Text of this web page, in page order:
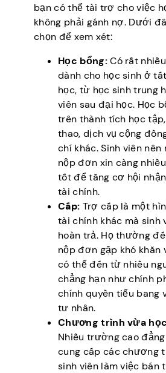
bạn có thể tài trợ cho việc
không phải gánh nợ. Dưới
chọn để xem xét:
Học bổng:Có rất
dành cho học sinh ở
học, từ học sinh trung
viên sau đại học. Học
trên thành tích học
thao, dịch vụ cộng
chí khác. Sinh viên nên
nộp đơn xin càng
tốt để tăng cơ hội
tài chính.
Cấp: Trợ cấp là một
tài chính khác mà sinh
hoàn trả. Họ thường
nộp đơn gặp khó khăn
có thể đến từ nhiều
chẳng hạn như chính
chính quyền tiểu bang
tư nhân.
Chương trình vừa
Nhiều trường cao
cung cấp các chương
sinh viên làm việc bán